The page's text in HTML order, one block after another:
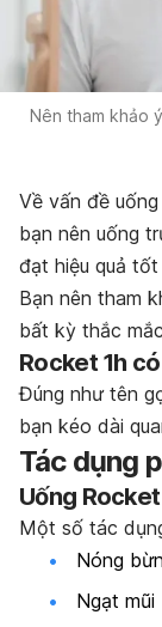
Nên tham khảo
Về vấn đề
bạn nên uống
đạt hiệu quả tốt
Bạn nên tham
bất kỳ thắc
Rocket 1h
Đúng như tên
bạn kéo dài
Tác dụng
Uống
Một số tác
Nóng
Ngạt mũi